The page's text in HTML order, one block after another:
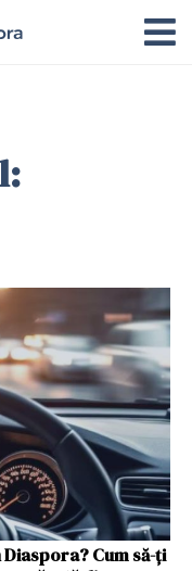
Cum să-ți